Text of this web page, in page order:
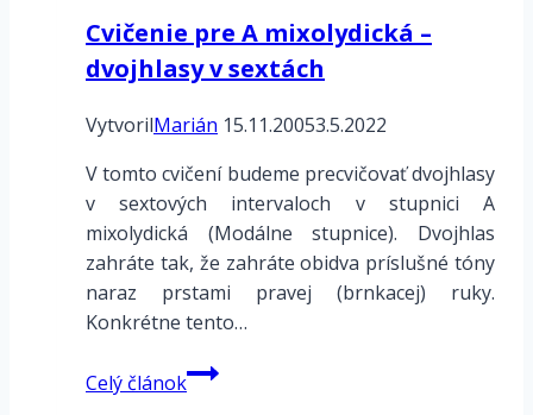
Cvičenie pre A mixolydická –
dvojhlasy v sextách
VytvorilMarián 15.11.20053.5.2022
V tomto cvičení budeme precvičovať dvojhlasy
v sextových intervaloch v stupnici A
mixolydická (Modálne stupnice). Dvojhlas
zahráte tak, že zahráte obidva príslušné tóny
naraz prstami pravej (brnkacej) ruky.
Konkrétne tento…
Celý článokCvičenie
pre